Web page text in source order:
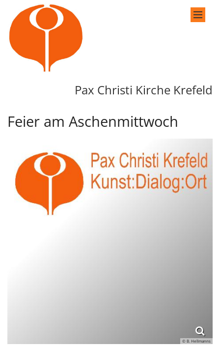
Zum Inhalt springen
Pax Christi Kirche Krefeld
Feier am Aschenmittwoch
© B. Hellmanns